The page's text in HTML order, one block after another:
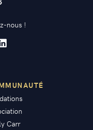
nous !
Carr